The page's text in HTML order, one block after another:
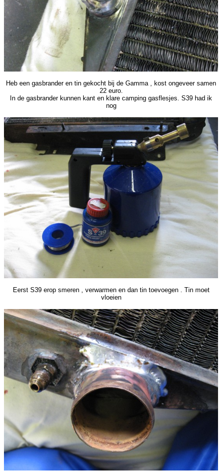
Heb een gasbrander en tin gekocht bij de Gamma , kost ongeveer samen
22 euro.
In de gasbrander kunnen kant en klare camping gasflesjes. S39 had ik
nog
Eerst S39 erop smeren , verwarmen en dan tin toevoegen . Tin moet
vloeien